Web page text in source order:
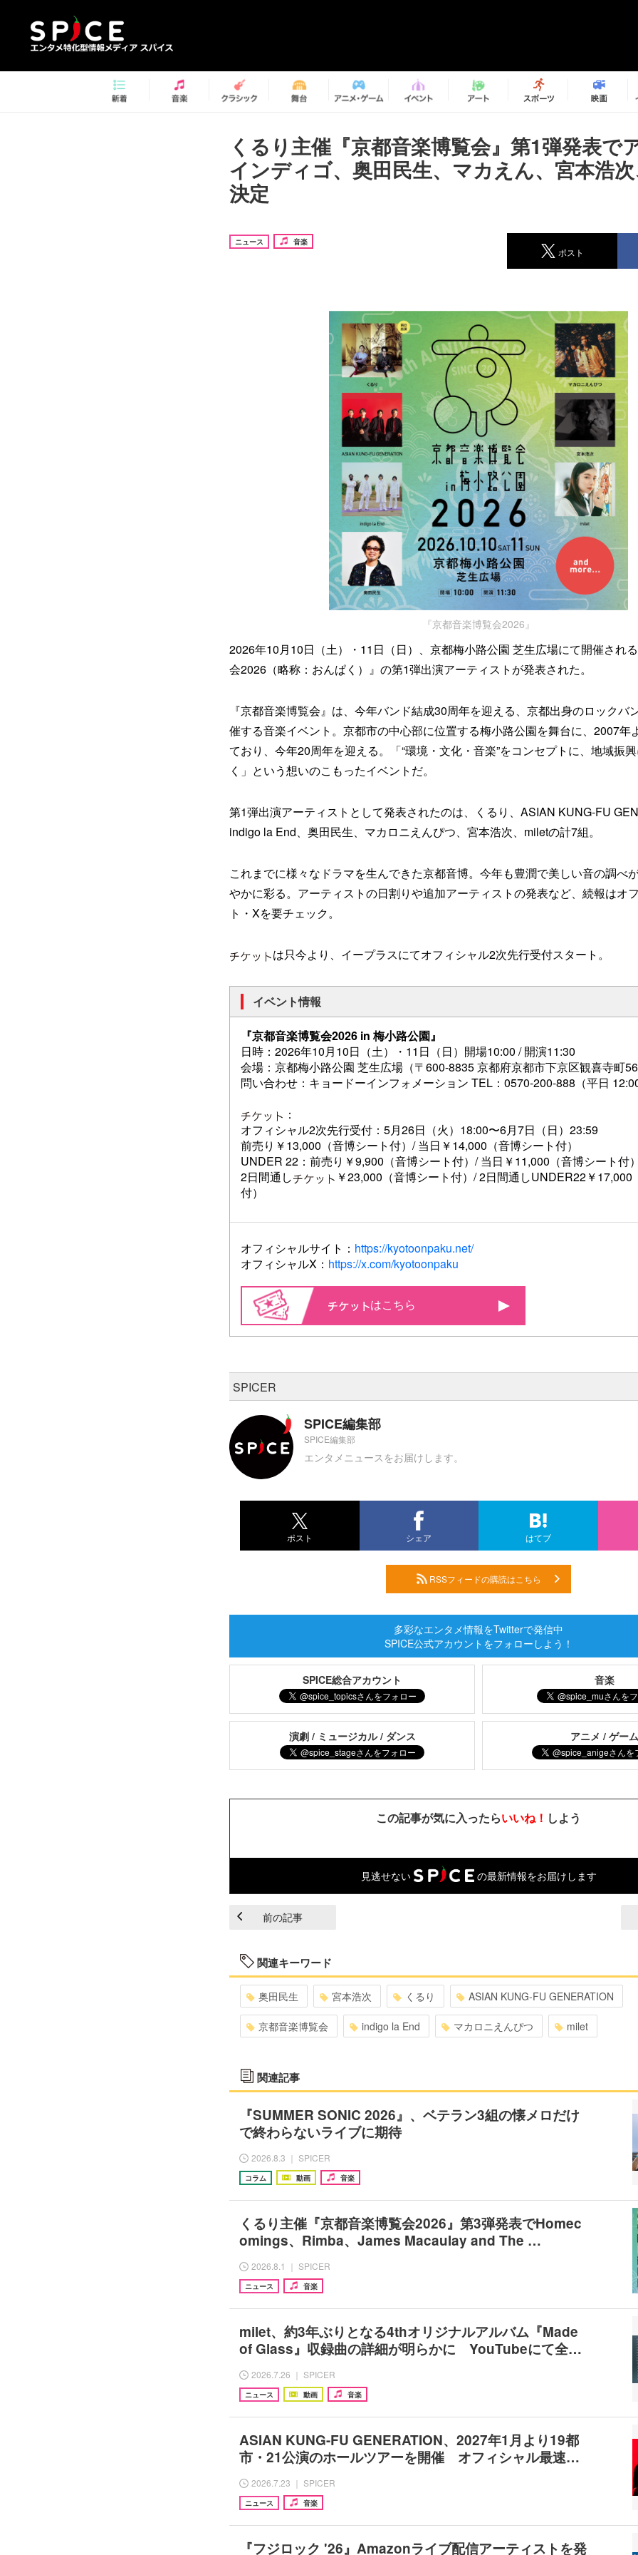
くるり主催『京都音楽博覧会』第1弾発表で
インディゴ、奥田民生、マカえん、宮本浩
決定
ニュース 音楽
ポスト
『京都音楽博覧会2026』
2026年10月10日（土）・11日（日）、京都梅小路公園 芝生広場にて開催され
会2026（略称：おんぱく）』の第1弾出演アーティストが発表された。
『京都音楽博覧会』は、今年バンド結成30周年を迎える、京都出身のロックバ
催する音楽イベント。京都市の中心部に位置する梅小路公園を舞台に、2007年
ており、今年20周年を迎える。「“環境・文化・音楽”をコンセプトに、地域振
く」という想いのこもったイベントだ。
第1弾出演アーティストとして発表されたのは、くるり、ASIAN KUNG-FU
indigo la End、奥田民生、マカロニえんぴつ、宮本浩次、miletの計7組。
これまでに様々なドラマを生んできた京都音博。今年も豊潤で美しい音の調べ
やかに彩る。アーティストの日割りや追加アーティストの発表など、続報はオ
ト・Xを要チェック。
は只今より、イープラスにてオフィシャル2次先行受付スタート。
イベント情報
『京都音楽博覧会2026 in 梅小路公園』
日時：2026年10月10日（土）・11日（日）開場10:00 / 開演11:30
会場：京都梅小路公園 芝生広場（〒600-8835 京都府京都市下京区観喜寺町
問い合わせ：キョードーインフォメーション TEL：0570-200-888 （平日
：
オフィシャル2次先行受付：5月26日（火）18:00〜6月7日（日）23:59
前売り￥13,000（音博シート付）/ 当日￥14,000（音博シート付）
UNDER 22：前売り￥9,900（音博シート付）/ 当日￥11,000（音博シート付
2日間通し
￥23,000（音博シート付）/ 2日間通しUNDER22￥17,000
付）
オフィシャルサイト： https://kyotoonpaku.net/
オフィシャルX： https://x.com/kyotoonpaku
はこちら
SPICER
SPICE編集部
SPICE編集部
エンタメニュースをお届けします。
ポスト シェア はてブ
RSSフィードの購読はこちら
多彩なエンタメ情報をTwitterで発信中
SPICE公式アカウントをフォローしよう！
SPICE総合アカウント 音楽
演劇 / ミュージカル / ダンス アニメ / ゲー
この記事が気に入ったらいいね！ しよう
見逃せない の最新情報をお届けします
前の記事
関連キーワード
奥田民生 宮本浩次 くるり ASIAN KUNG-FU GENERATION
京都音楽博覧会 indigo la End マカロニえんぴつ milet
関連記事
『SUMMER SONIC 2026』、ベテラン3組の懐メロだけ
で終わらないライブに期待
2026.8.3 ｜ SPICER
コラム 動画 音楽
くるり主催『京都音楽博覧会2026』第3弾発表でHomec
omings、Rimba、James Macaulay and The …
2026.8.1 ｜ SPICER
ニュース 音楽
milet、約3年ぶりとなる4thオリジナルアルバム『Made
of Glass』収録曲の詳細が明らかに YouTubeにて全…
2026.7.26 ｜ SPICER
ニュース 動画 音楽
ASIAN KUNG-FU GENERATION、2027年1月より19都
市・21公演のホールツアーを開催 オフィシャル最速…
2026.7.23 ｜ SPICER
ニュース 音楽
『フジロック '26』Amazonライブ配信アーティストを発